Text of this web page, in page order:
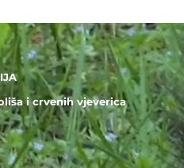
i crvenih vjeverica